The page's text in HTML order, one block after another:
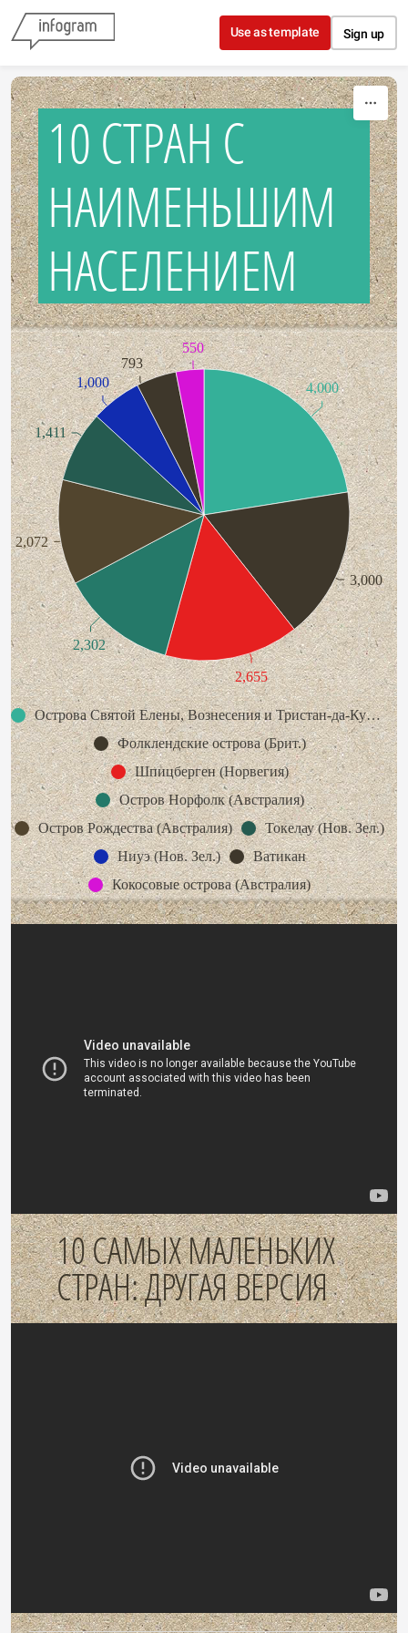
Skip to content
Use as template Sign up
10 СТРАН С
НАИМЕНЬШИМ
НАСЕЛЕНИЕМ
Острова Святой Елены, Вознесения и Тристан-да-Кунья (Брит.)
Фолклендские острова (Брит.)
Шпицберген (Норвегия)
Остров Норфолк (Австралия)
Остров Рождества (Австралия)
Токелау (Нов. Зел.)
Ниуэ (Нов. Зел.)
Ватикан
Кокосовые острова (Австралия)
4,000
3,000
2,655
2,302
2,072
1,411
1,000
793
550
10 САМЫХ МАЛЕНЬКИХ
СТРАН: ДРУГАЯ ВЕРСИЯ